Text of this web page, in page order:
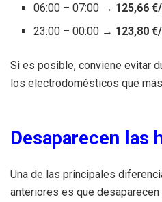
06:00 – 07:00 → 125,66
23:00 – 00:00 → 123,80
Si es posible, conviene evitar
los electrodomésticos que
Desaparecen las
Una de las principales
anteriores es que